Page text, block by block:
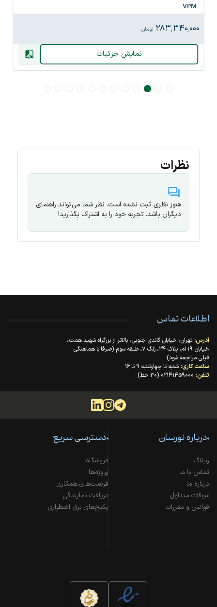
تومان
نظرات
هنوز نظری ثبت نشده است. نظر شما می‌تواند راهنمای
دیگران باشد. تجربه خود را به اشتراک بگذارید!
اطلاعات تماس
آدرس: تهران، خیابان گاندی جنوبی، بالاتر از بزرگراه شهید همت،
خیابان ۱۹ ام، پلاک ۲۴، زنگ ۷، طبقه سوم (صرفا با هماهنگی
قبلی مراجعه شود)
ساعت کاری: شنبه تا چهارشنبه ۹ تا ۱۶
تلفن: ۰۲۱۴۱۴۵۹۰۰۰ (۳۰ خط)
درباره نورسان
وبلاگ
تماس با ما
درباره ما
سوالات متداول
قوانین و مقررات
دسترسی سریع
فروشگاه
پروژه‌ها
فرصت‌های همکاری
دریافت نمایندگی
پکیج‌های برق اضطراری